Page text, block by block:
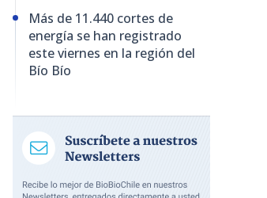
Más de 11.440 cortes de
energía se han registrado
este viernes en la región del
Bío Bío